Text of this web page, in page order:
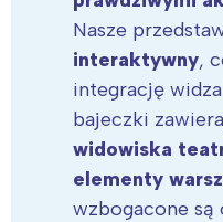
Nasze
interaktywny,
integrację
bajeczki
widowiska
elementy
wzbogacone są